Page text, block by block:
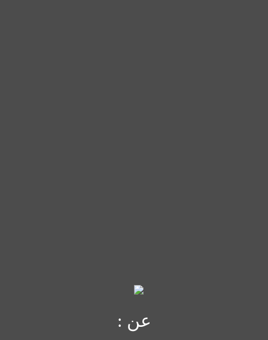
عن :